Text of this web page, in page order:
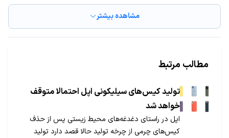
مشاهده بیشتر
مطالب مرتبط
تولید کیس‌های سیلیکونی اپل احتمالا متوقف
خواهد شد
اپل در راستای دغدغه‌های محیط زیستی پس از حذف
کیس‌های چرمی از چرخه تولید حالا قصد دارد تولید